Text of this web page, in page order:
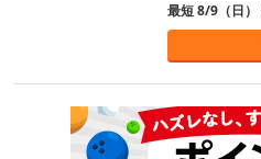
最短 8/9（日）